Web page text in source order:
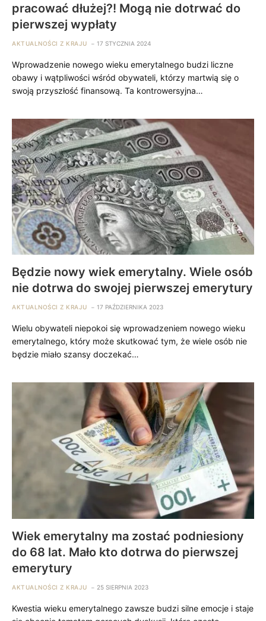
pracować dłużej?! Mogą nie dotrwać do
pierwszej wypłaty
AKTUALNOŚCI Z KRAJU 17 STYCZNIA 2024
Wprowadzenie nowego wieku emerytalnego budzi liczne
obawy i wątpliwości wśród obywateli, którzy martwią się o
swoją przyszłość finansową. Ta kontrowersyjna…
Będzie nowy wiek emerytalny. Wiele osób
nie dotrwa do swojej pierwszej emerytury
AKTUALNOŚCI Z KRAJU 17 PAŹDZIERNIKA 2023
Wielu obywateli niepokoi się wprowadzeniem nowego wieku
emerytalnego, który może skutkować tym, że wiele osób nie
będzie miało szansy doczekać…
Wiek emerytalny ma zostać podniesiony
do 68 lat. Mało kto dotrwa do pierwszej
emerytury
AKTUALNOŚCI Z KRAJU 25 SIERPNIA 2023
Kwestia wieku emerytalnego zawsze budzi silne emocje i staje